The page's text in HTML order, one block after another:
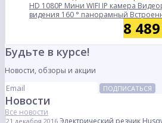
HD 1080P Мини WIFI IP камера
видения 160 ° панорамный
8 489
Будьте в курсе!
Новости, обзоры и акции
ПОДПИСАТЬСЯ
Новости
Все новости
21 декабря 2016 Электрический резчик